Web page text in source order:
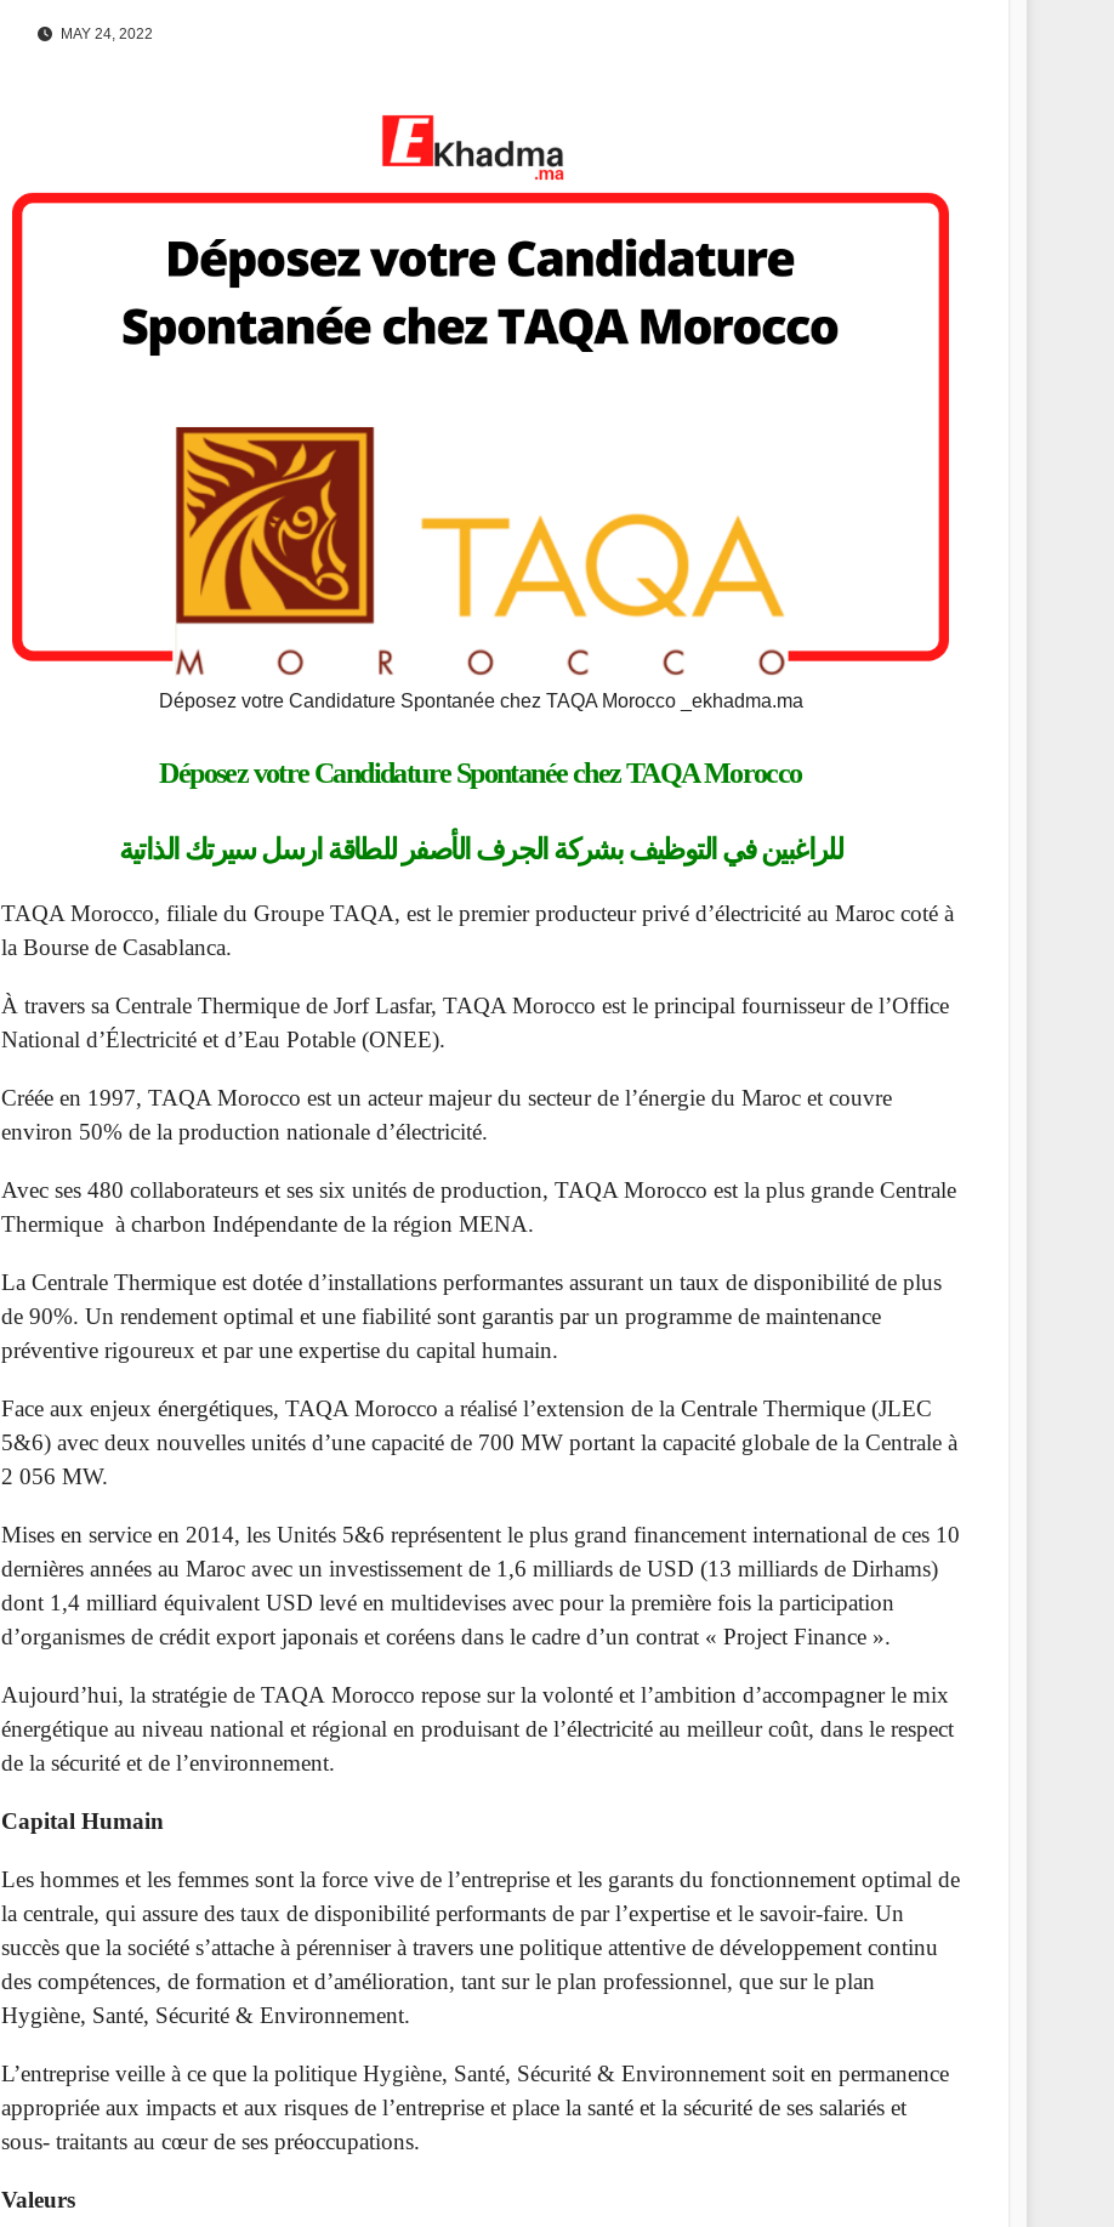
MAY 24, 2022
Déposez votre Candidature Spontanée chez TAQA Morocco _ekhadma.ma
Déposez votreCandidature Spontanéechez TAQA Morocco
للراغبين في التوظيف بشركة الجرف الأصفر للطاقة ارسل سيرتك الذاتية
TAQA Morocco, filiale du Groupe TAQA, est le premier producteur privé d’électricité au Maroc coté à
la Bourse de Casablanca.
À travers sa Centrale Thermique de Jorf Lasfar, TAQA Morocco est le principal fournisseur de l’Office
National d’Électricité et d’Eau Potable (ONEE).
Créée en 1997, TAQA Morocco est un acteur majeur du secteur de l’énergie du Maroc et couvre
environ 50% de la production nationale d’électricité.
Avec ses 480 collaborateurs et ses six unités de production, TAQA Morocco est la plus grande Centrale
Thermique à charbon Indépendante de la région MENA.
La Centrale Thermique est dotée d’installations performantes assurant un taux de disponibilité de plus
de 90%. Un rendement optimal et une fiabilité sont garantis par un programme de maintenance
préventive rigoureux et par une expertise du capital humain.
Face aux enjeux énergétiques, TAQA Morocco a réalisé l’extension de la Centrale Thermique (JLEC
5&6) avec deux nouvelles unités d’une capacité de 700 MW portant la capacité globale de la Centrale à
2 056 MW.
Mises en service en 2014, les Unités 5&6 représentent le plus grand financement international de ces 10
dernières années au Maroc avec un investissement de 1,6 milliards de USD (13 milliards de Dirhams)
dont 1,4 milliard équivalent USD levé en multidevises avec pour la première fois la participation
d’organismes de crédit export japonais et coréens dans le cadre d’un contrat « Project Finance ».
Aujourd’hui, la stratégie de TAQA Morocco repose sur la volonté et l’ambition d’accompagner le mix
énergétique au niveau national et régional en produisant de l’électricité au meilleur coût, dans le respect
de la sécurité et de l’environnement.
Capital Humain
Les hommes et les femmes sont la force vive de l’entreprise et les garants du fonctionnement optimal de
la centrale, qui assure des taux de disponibilité performants de par l’expertise et le savoir-faire. Un
succès que la société s’attache à pérenniser à travers une politique attentive de développement continu
des compétences, de formation et d’amélioration, tant sur le plan professionnel, que sur le plan
Hygiène, Santé, Sécurité & Environnement.
L’entreprise veille à ce que la politique Hygiène, Santé, Sécurité & Environnement soit en permanence
appropriée aux impacts et aux risques de l’entreprise et place la santé et la sécurité de ses salariés et
sous- traitants au cœur de ses préoccupations.
Valeurs